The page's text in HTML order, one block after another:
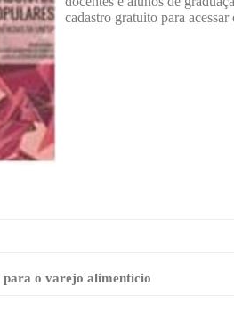
cadastro gratuito para
para o varejo alimentício